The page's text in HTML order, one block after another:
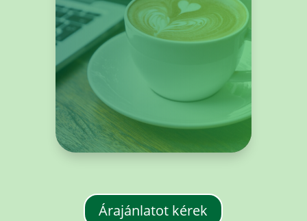
Árajánlatot kérek